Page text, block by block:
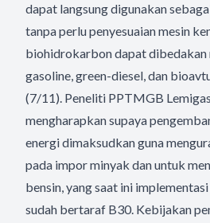
dapat langsung digunakan
tanpa perlu penyesuaian mesin
biohidrokarbon dapat dibedakan
gasoline, green-diesel, dan
(7/11). Peneliti PPTMGB
mengharapkan supaya
energi dimaksudkan guna
pada impor minyak dan untuk
bensin, yang saat ini
sudah bertaraf B30. Kebijakan